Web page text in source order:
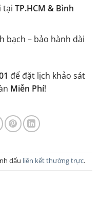
tại TP.HCM & Bình
bạch – bảo hành dài
để đặt lịch khảo sát
Miễn Phí!
dấu liên kết thường trực.